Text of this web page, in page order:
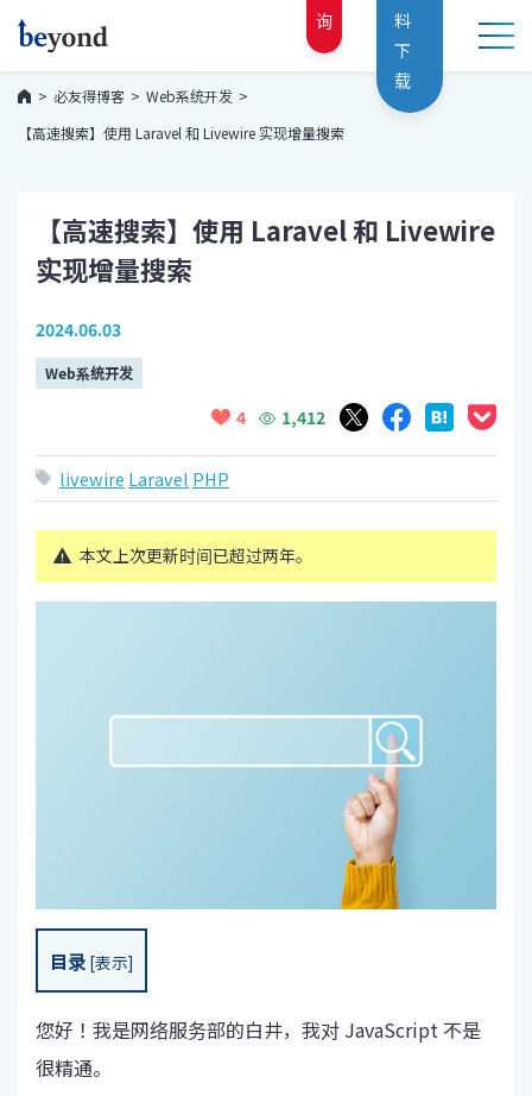
询
料
下
载
必友得博客
Web系统开发
【高速搜索】使用 Laravel 和 Livewire 实现增量搜索
【高速搜索】使用 Laravel 和 Livewire
实现增量搜索
2024.06.03
Web系统开发
4 1,412
livewire Laravel PHP
本文上次更新时间已超过两年。
目录 [表示]
您好！我是网络服务部的白井，我对 JavaScript 不是
很精通。